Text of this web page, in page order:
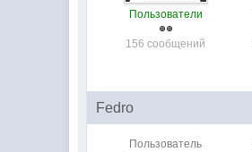
Пользователи
156 сообщений
Fedro
Пользователь